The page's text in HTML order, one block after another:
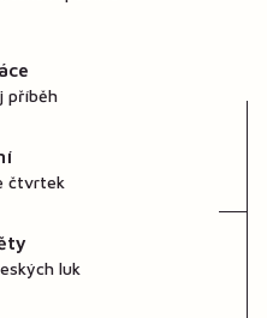
příběh
čtvrtek
luk